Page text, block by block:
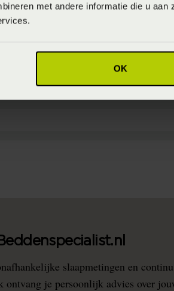
met andere informatie die u aan
OK
slaapmetingen en
ontvang je persoonlijk advies over